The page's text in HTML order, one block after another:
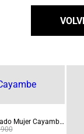
Buzo Térmico Cerrado Mujer Cayambe Blanco